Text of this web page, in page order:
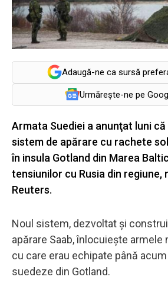
Adaugă-ne ca sursă
Urmărește-ne pe
Armata Suediei a anunţat luni
sistem de apărare cu rachete
în insula Gotland din Marea
tensiunilor cu Rusia din regiune,
Reuters.
Noul sistem, dezvoltat şi
apărare Saab, înlocuieşte armele
cu care erau echipate până
suedeze din Gotland.